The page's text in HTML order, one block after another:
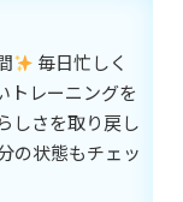
毎日忙しく
トレーニングを
しさを取り戻し
の状態もチェッ